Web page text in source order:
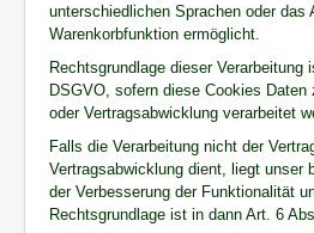
unterschiedlichen Sprachen oder das
Warenkorbfunktion ermöglicht.
Rechtsgrundlage dieser
DSGVO, sofern diese Cookies Daten
oder Vertragsabwicklung verarbeitet
Falls die Verarbeitung nicht der
Vertragsabwicklung dient, liegt unser
der Verbesserung der Funktionalität
Rechtsgrundlage ist in dann Art. 6